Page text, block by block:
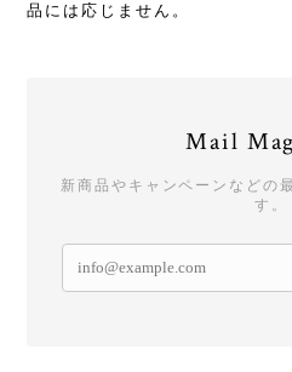
品には応じません。
Mail
新商品やキャンペーンなどの
す。